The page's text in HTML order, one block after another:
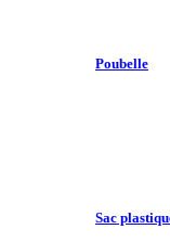
Poubelle
Sac